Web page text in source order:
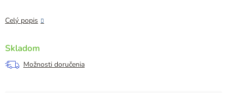
Celý popis
Skladom
Možnosti doručenia